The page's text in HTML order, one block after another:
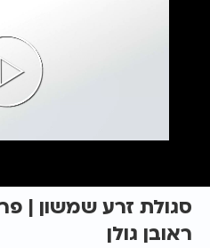
סגולת זרע שמשון |
ראובן גולן